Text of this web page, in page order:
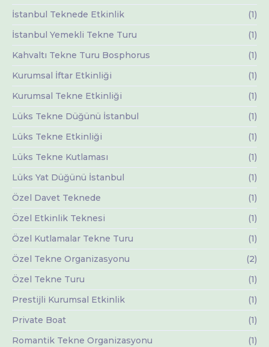
İstanbul Teknede Etkinlik
(1)
İstanbul Yemekli Tekne Turu
(1)
Kahvaltı Tekne Turu Bosphorus
(1)
Kurumsal İftar Etkinliği
(1)
Kurumsal Tekne Etkinliği
(1)
Lüks Tekne Düğünü İstanbul
(1)
Lüks Tekne Etkinliği
(1)
Lüks Tekne Kutlaması
(1)
Lüks Yat Düğünü İstanbul
(1)
Özel Davet Teknede
(1)
Özel Etkinlik Teknesi
(1)
Özel Kutlamalar Tekne Turu
(1)
Özel Tekne Organizasyonu
(2)
Özel Tekne Turu
(1)
Prestijli Kurumsal Etkinlik
(1)
Private Boat
(1)
Romantik Tekne Organizasyonu
(1)